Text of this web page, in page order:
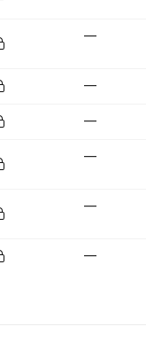
—
—
—
—
—
—